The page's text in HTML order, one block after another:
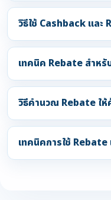
วิธีใช้ Cashback และ
เทคนิค Rebate สำหรั
วิธีคำนวณ Rebate ให้
เทคนิคการใช้